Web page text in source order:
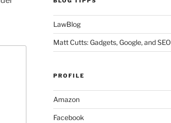
LawBlog
Matt Cutts: Gadgets, Google, and SEO
PROFILE
Amazon
Facebook